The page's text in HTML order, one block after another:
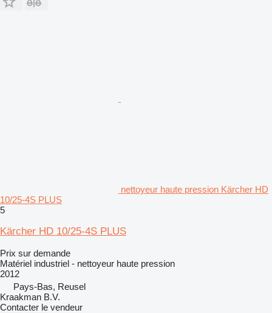
nettoyeur haute pression Kärcher HD
10/25-4S PLUS
5
Kärcher HD 10/25-4S PLUS
Prix sur demande
Matériel industriel - nettoyeur haute pression
2012
Pays-Bas, Reusel
Kraakman B.V.
Contacter le vendeur